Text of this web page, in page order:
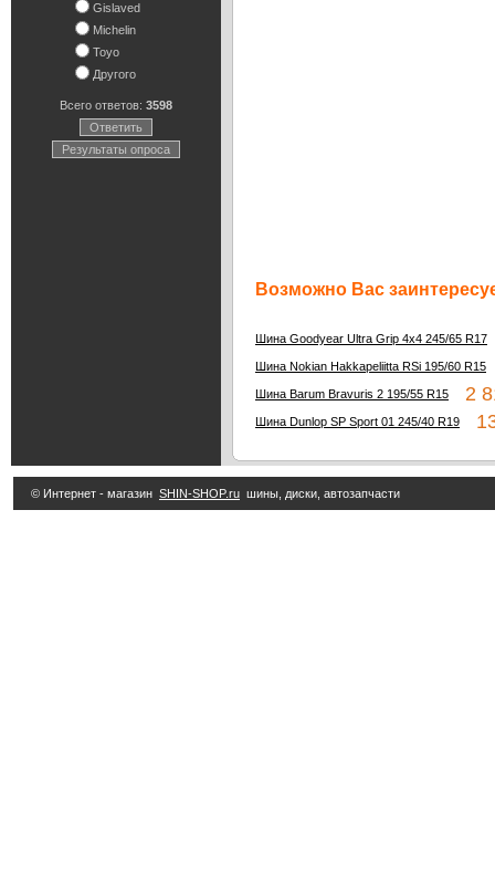
Gislaved
Michelin
Toyo
Другого
Всего ответов: 3598
Ответить
Результаты опроса
Возможно Вас
Шина Goodyear Ultra Grip 4x4 245/65 R17
Шина Nokian Hakkapeliitta RSi 195/60 R15
Шина Barum Bravuris 2 195/55 R15 2
Шина Dunlop SP Sport 01 245/40 R19
© Интернет - магазин SHIN-SHOP.ru шины, диски, автозапчасти